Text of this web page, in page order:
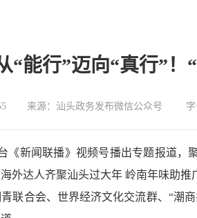
“能行”迈向“真行”
来源： 汕头政务发布微信公众号 字
《新闻联播》视频号播出专题报道，
外达人齐聚汕头过大年 岭南年味助
联合会、世界经济文化交流群、“潮